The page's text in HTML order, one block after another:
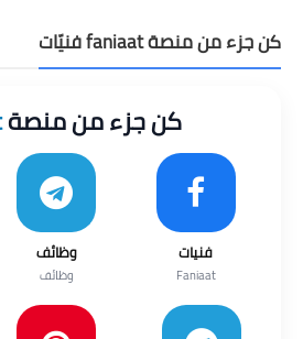
كن جزء من منصة faniaat فنيّات
كن جزء من منصة
فنيات
Faniaat
وظائف
وظائف